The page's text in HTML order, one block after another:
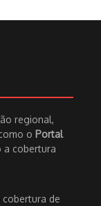
regional,
o Portal
a cobertura
de